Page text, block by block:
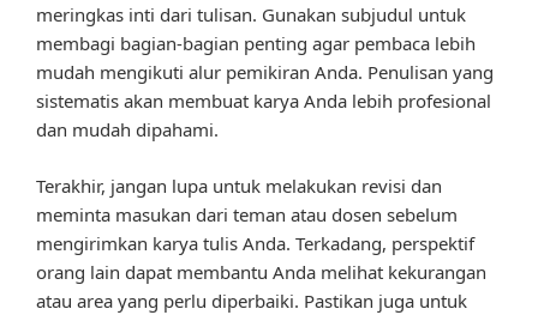
meringkas inti dari tulisan. Gunakan subjudul untuk
membagi bagian-bagian penting agar pembaca lebih
mudah mengikuti alur pemikiran Anda. Penulisan yang
sistematis akan membuat karya Anda lebih profesional
dan mudah dipahami.
Terakhir, jangan lupa untuk melakukan revisi dan
meminta masukan dari teman atau dosen sebelum
mengirimkan karya tulis Anda. Terkadang, perspektif
orang lain dapat membantu Anda melihat kekurangan
atau area yang perlu diperbaiki. Pastikan juga untuk